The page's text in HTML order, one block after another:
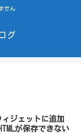
せん
グ
ィジェットに追加
が保存できない